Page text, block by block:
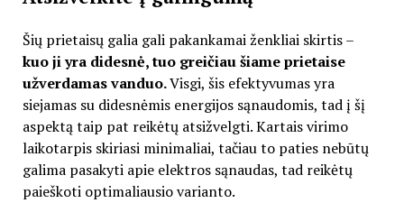
Šių prietaisų galia gali pakankamai ženkliai skirtis –
kuo ji yra didesnė, tuo greičiau šiame prietaise
užverdamas vanduo.Visgi, šis efektyvumas yra
siejamas su didesnėmis energijos sąnaudomis, tad į šį
aspektą taip pat reikėtų atsižvelgti. Kartais virimo
laikotarpis skiriasi minimaliai, tačiau to paties nebūtų
galima pasakyti apie elektros sąnaudas, tad reikėtų
paieškoti optimaliausio varianto.